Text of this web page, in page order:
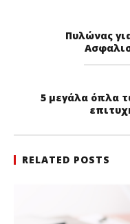
Πυλώνας
5 μεγάλα όπλα
RELATED POSTS